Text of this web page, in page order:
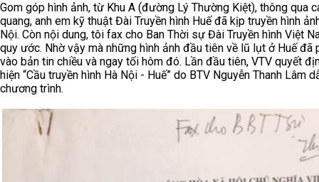
Gom góp hình ảnh, từ Khu A (đường Lý Thường Kiệt), thông qua
quang, anh em kỹ thuật Đài Truyền hình Huế đã kịp truyền hình
Nội. Còn nội dung, tôi fax cho Ban Thời sự Đài Truyền hình Việt
quy ước. Nhờ vậy mà những hình ảnh đầu tiên về lũ lụt ở Huế đã
vào bản tin chiều và ngay tối hôm đó. Lần đầu tiên, VTV quyết
hiện “Cầu truyền hình Hà Nội - Huế” do BTV Nguyễn Thanh Lâm
chương trình.